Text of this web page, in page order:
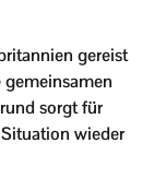
gereist
sorgt für
wieder